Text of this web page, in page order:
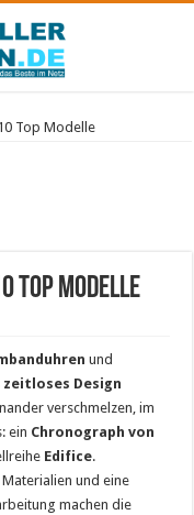
Top Modelle
Top Modelle
und
zeitloses Design
verschmelzen, im
ein Chronograph von
Edifice.
und eine
machen die